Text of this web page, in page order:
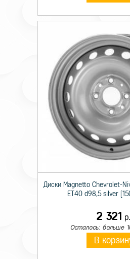
Диски Magnetto Chevrolet-
ET40 d98,5 silver
2 321 р.
Осталось: больше
В